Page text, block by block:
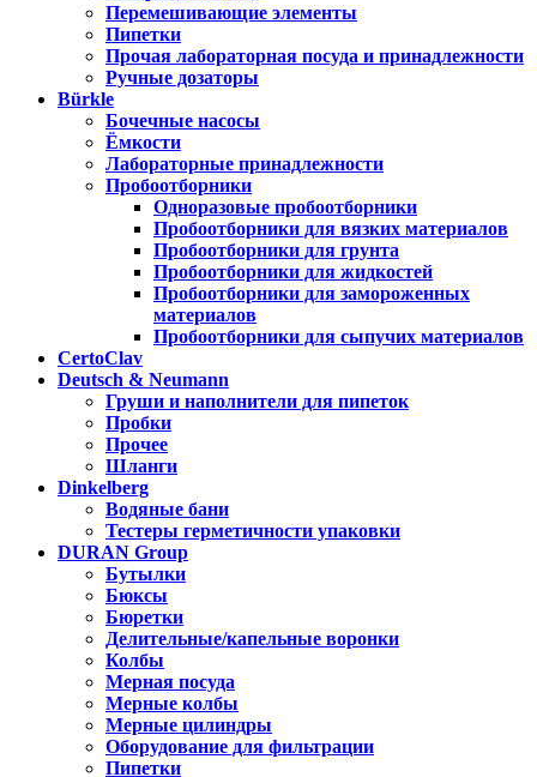
Перемешивающие элементы
Пипетки
Прочая лабораторная посуда и принадлежности
Ручные дозаторы
Bürkle
Бочечные насосы
Ёмкости
Лабораторные принадлежности
Пробоотборники
Одноразовые пробоотборники
Пробоотборники для вязких материалов
Пробоотборники для грунта
Пробоотборники для жидкостей
Пробоотборники для замороженных
материалов
Пробоотборники для сыпучих материалов
CertoClav
Deutsch & Neumann
Груши и наполнители для пипеток
Пробки
Прочее
Шланги
Dinkelberg
Водяные бани
Тестеры герметичности упаковки
DURAN Group
Бутылки
Бюксы
Бюретки
Делительные/капельные воронки
Колбы
Мерная посуда
Мерные колбы
Мерные цилиндры
Оборудование для фильтрации
Пипетки